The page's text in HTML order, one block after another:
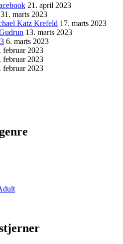
21. april 2023
31. marts 2023
Katz Krefeld 17. marts 2023
13. marts 2023
6. marts 2023
februar 2023
februar 2023
februar 2023